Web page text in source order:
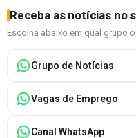
Receba as notícias no
Escolha abaixo em qual grupo
Grupo de Notícias
Vagas de Emprego
Canal WhatsApp